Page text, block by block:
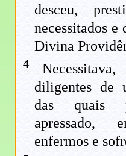
desceu,
necessitados e
Divina
4
diligentes de
das quais
apressado,
enfermos e